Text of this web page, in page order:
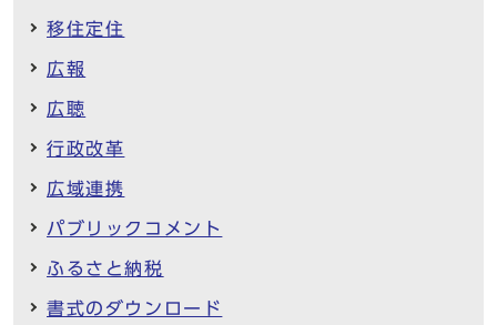
移住定住
広報
広聴
行政改革
広域連携
パブリックコメント
ふるさと納税
書式のダウンロード